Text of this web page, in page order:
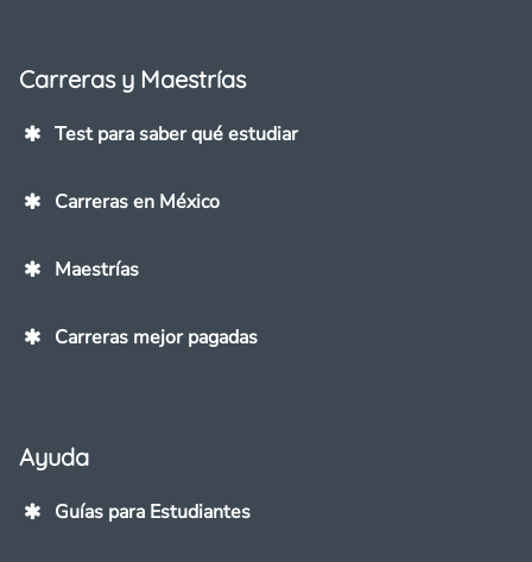
Carreras y Maestrías
Test para saber qué estudiar
Carreras en México
Maestrías
Carreras mejor pagadas
Ayuda
Guías para Estudiantes